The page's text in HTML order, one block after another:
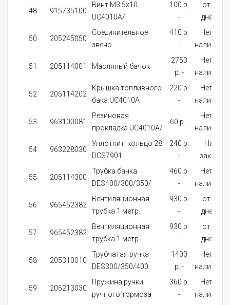
48 915735100
Винт M3.5x10
UC4010A/
100 p.
-
от 5
дней
50 205245050
Соединительное
звено
410 p.
-
Нет в
наличии
51 205114001 Масляный бачок
2750
p. -
Нет в
наличии
52 205114202
Крышка топливного
бака UC4010A
220 p.
-
Нет в
наличии
53 963100081
Резиновая
прокладка UC4010A/
60 p. -
Нет в
наличии
54 963228030
Уплотнит. кольцо 28
DCS7901
240 p.
-
На
заказ
55 205114300
Трубка бачка
DES400/300/350/
460 p.
-
Нет в
наличии
56 965452382
Вентиляционная
трубка 1 метр.
930 p.
-
от 5
дней
57 965452382
Вентиляционная
трубка 1 метр.
930 p.
-
от 5
дней
58 205310010
Трубчатая ручка
DES300/350/400
1400
p. -
Нет в
наличии
59 205213030
Пружина ручки
ручного тормоза
360 p.
-
Нет в
наличии